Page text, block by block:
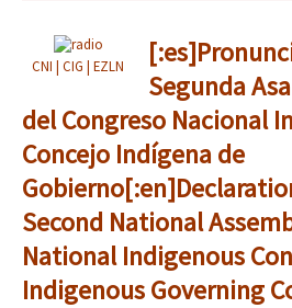
CNI | CIG | EZLN
Segunda
del Congreso Nacional
Concejo Indígena de
Second National
National Indigenous
Indigenous Governing